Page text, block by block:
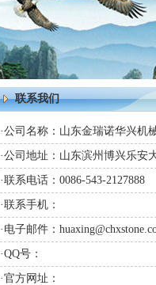
联系我们
·公司名称：山东金瑞诺华兴机
·公司地址：山东滨州博兴乐安
·联系电话：0086-543-2127888
·联系手机：
·电子邮件：
·QQ号：
·官方网址：